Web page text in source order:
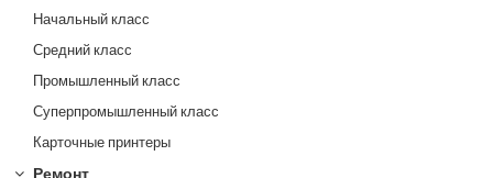
Начальный класс
Средний класс
Промышленный класс
Суперпромышленный класс
Карточные принтеры
Ремонт